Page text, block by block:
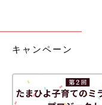
キャンペーン